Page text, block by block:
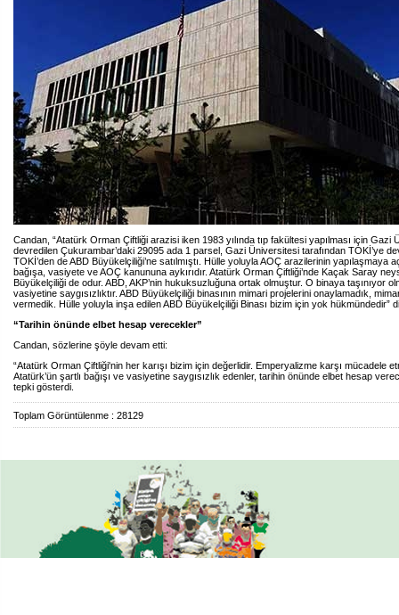
Candan, “Atatürk Orman Çiftliği arazisi iken 1983 yılında tıp fakültesi yapılması için Gazi
devredilen Çukurambar’daki 29095 ada 1 parsel, Gazi Üniversitesi tarafından TOKİ’ye
TOKİ’den de ABD Büyükelçiliği’ne satılmıştı. Hülle yoluyla AOÇ arazilerinin yapılaşmaya
bağışa, vasiyete ve AOÇ kanununa aykırıdır. Atatürk Orman Çiftliği’nde Kaçak Saray
Büyükelçiliği de odur. ABD, AKP’nin hukuksuzluğuna ortak olmuştur. O binaya taşınıyor
vasiyetine saygısızlıktır. ABD Büyükelçiliği binasının mimari projelerini onaylamadık,
vermedik. Hülle yoluyla inşa edilen ABD Büyükelçiliği Binası bizim için yok hükmündedir”
“Tarihin önünde elbet hesap verecekler”
Candan, sözlerine şöyle devam etti:
“Atatürk Orman Çiftliği'nin her karışı bizim için değerlidir. Emperyalizme karşı mücadele
Atatürk’ün şartlı bağışı ve vasiyetine saygısızlık edenler, tarihin önünde elbet hesap
tepki gösterdi.
Toplam Görüntülenme : 28129